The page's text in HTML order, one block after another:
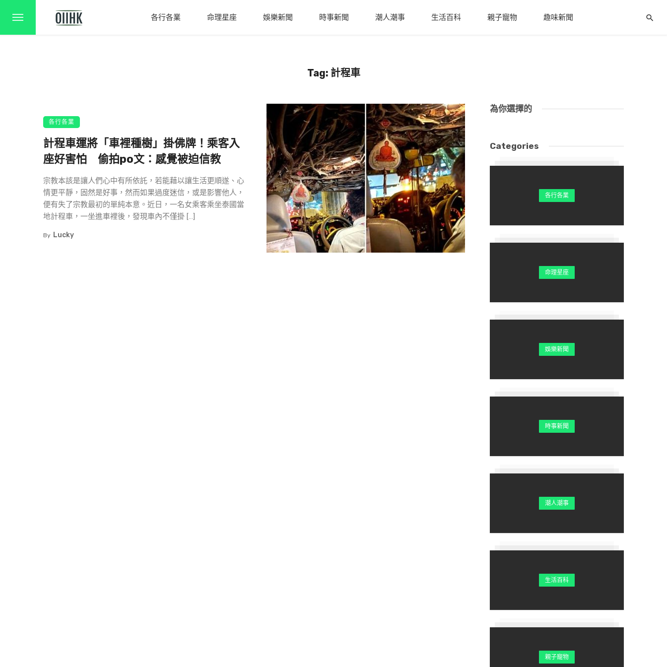
各行各業 命理星座 娛樂新聞 時事新聞 潮人潮事 生活百科 親子寵物 趣味新聞
Tag: 計程車
各行各業
計程車運將「車裡種樹」掛佛牌！乘客入
座好害怕 偷拍po文：感覺被迫信教
宗教本該是讓人們心中有所依託，若能藉以讓生活更順遂、心
情更平靜，固然是好事，然而如果過度迷信，或是影響他人，
便有失了宗教最初的單純本意。近日，一名女乘客乘坐泰國當
地計程車，一坐進車裡後，發現車內不僅掛 […]
By Lucky
為你選擇的
Categories
各行各業
命理星座
娛樂新聞
時事新聞
潮人潮事
生活百科
親子寵物